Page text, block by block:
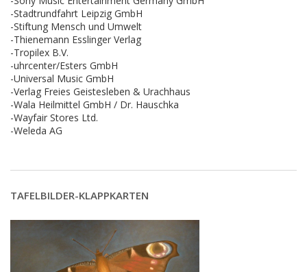
-Stadtrundfahrt Leipzig GmbH
-Stiftung Mensch und Umwelt
-Thienemann Esslinger Verlag
-Tropilex B.V.
-uhrcenter/Esters GmbH
-Universal Music GmbH
-Verlag Freies Geistesleben & Urachhaus
-Wala Heilmittel GmbH / Dr. Hauschka
-Wayfair Stores Ltd.
-Weleda AG
TAFELBILDER-KLAPPKARTEN